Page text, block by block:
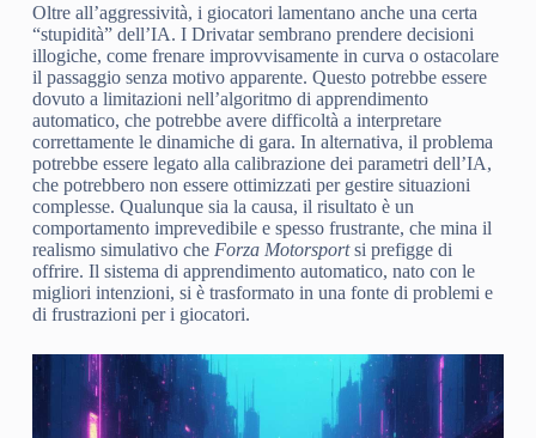
Oltre all’aggressività, i giocatori lamentano anche una certa
“stupidità” dell’IA. I Drivatar sembrano prendere decisioni
illogiche, come frenare improvvisamente in curva o ostacolare
il passaggio senza motivo apparente. Questo potrebbe essere
dovuto a limitazioni nell’algoritmo di apprendimento
automatico, che potrebbe avere difficoltà a interpretare
correttamente le dinamiche di gara. In alternativa, il problema
potrebbe essere legato alla calibrazione dei parametri dell’IA,
che potrebbero non essere ottimizzati per gestire situazioni
complesse. Qualunque sia la causa, il risultato è un
comportamento imprevedibile e spesso frustrante, che mina il
realismo simulativo che Forza Motorsportsi prefigge di
offrire. Il sistema di apprendimento automatico, nato con le
migliori intenzioni, si è trasformato in una fonte di problemi e
di frustrazioni per i giocatori.